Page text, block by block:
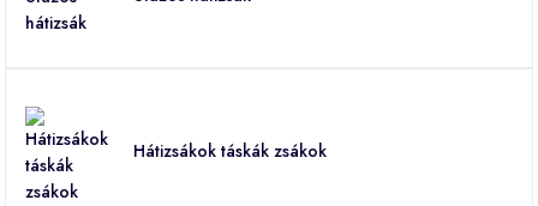
Hátizsákok táskák zsákok